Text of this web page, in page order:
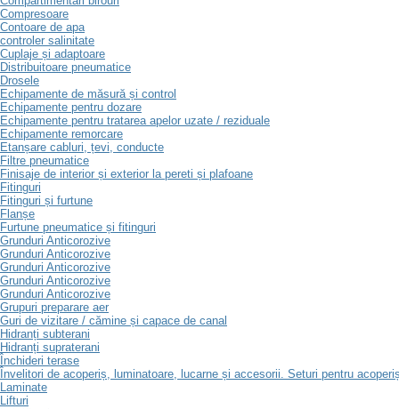
Compresoare
Contoare de apa
controler salinitate
Cuplaje și adaptoare
Distribuitoare pneumatice
Drosele
Echipamente de măsură și control
Echipamente pentru dozare
Echipamente pentru tratarea apelor uzate / reziduale
Echipamente remorcare
Etanșare cabluri, țevi, conducte
Filtre pneumatice
Finisaje de interior și exterior la pereti și plafoane
Fitinguri
Fitinguri și furtune
Flanșe
Furtune pneumatice și fitinguri
Grunduri Anticorozive
Grunduri Anticorozive
Grunduri Anticorozive
Grunduri Anticorozive
Grunduri Anticorozive
Grupuri preparare aer
Guri de vizitare / cămine și capace de canal
Hidranți subterani
Hidranți supraterani
Închideri terase
Învelitori de acoperiș, luminatoare, lucarne și accesorii. Seturi pentru
Laminate
Lifturi